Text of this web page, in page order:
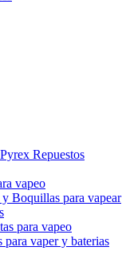
Repuestos
vapeo
Boquillas para vapear
para vapeo
para vaper y baterias